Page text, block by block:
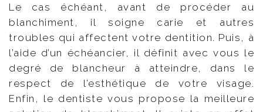
Le cas échéant, avant de procéder au
blanchiment, il soigne carie et autres
troubles qui affectent votre dentition. Puis, à
l’aide d’un échéancier, il définit avec vous le
degré de blancheur à atteindre, dans le
respect de l’esthétique de votre visage.
Enfin, le dentiste vous propose la meilleure